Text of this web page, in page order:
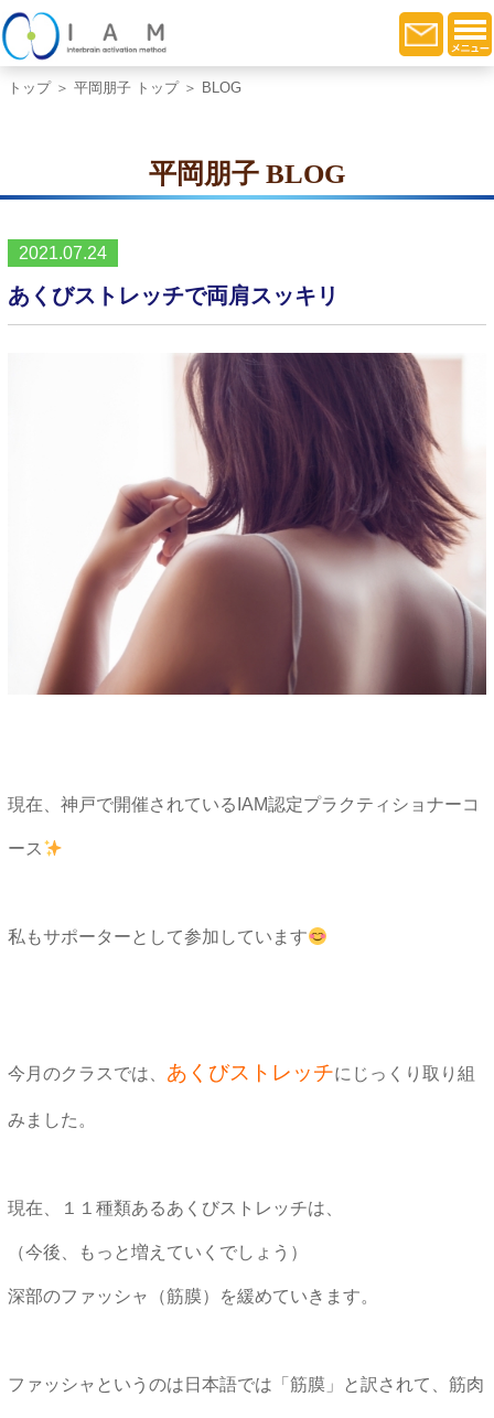
トップ＞ 平岡朋子 トップ＞ BLOG
平岡朋子 BLOG
2021.07.24
あくびストレッチで両肩スッキリ
現在、神戸で開催されているIAM認定プラクティショナーコ
ース
私もサポーターとして参加しています
今月のクラスでは、 あくびストレッチにじっくり取り組
みました。
現在、１１種類あるあくびストレッチは、
（今後、もっと増えていくでしょう）
深部のファッシャ（筋膜）を緩めていきます。
ファッシャというのは日本語では「筋膜」と訳されて、筋肉